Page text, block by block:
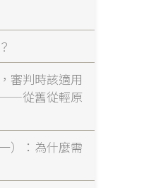
審判時該適用
從舊從輕原
）：為什麼需